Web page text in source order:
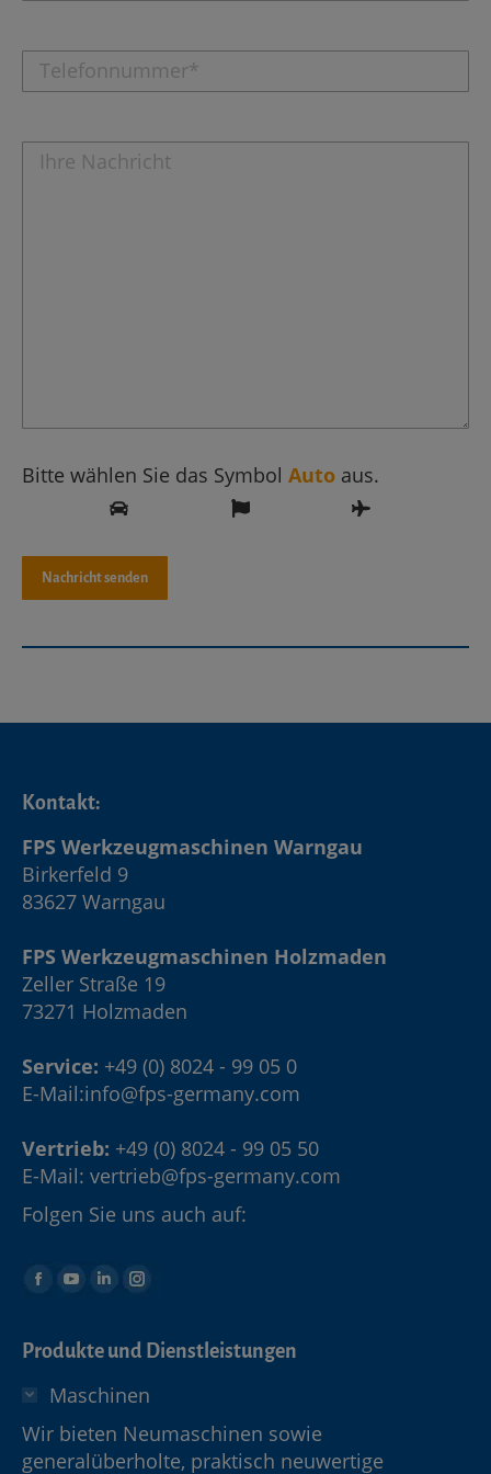
Bitte wählen Sie das Symbol Auto aus.
Kontakt:
FPS Werkzeugmaschinen Warngau
Birkerfeld 9
83627 Warngau
FPS Werkzeugmaschinen Holzmaden
Zeller Straße 19
73271 Holzmaden
Service: +49 (0) 8024 - 99 05 0
E-Mail:info@fps-germany.com
Vertrieb: +49 (0) 8024 - 99 05 50
E-Mail: vertrieb@fps-germany.com
Folgen Sie uns auch auf:
Produkte und Dienstleistungen
Maschinen
Wir bieten Neumaschinen sowie
generalüberholte, praktisch neuwertige